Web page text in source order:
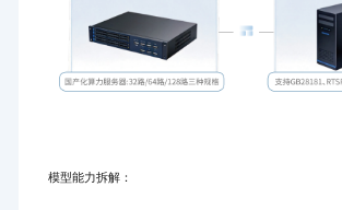
模型能力拆解：